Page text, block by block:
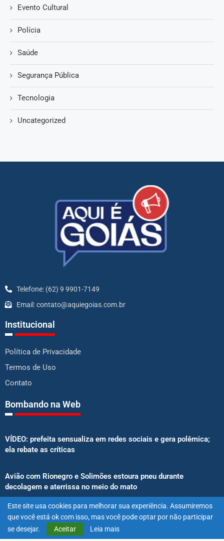
Evento Cultural
Polícia
Saúde
Segurança Pública
Tecnologia
Uncategorized
Telefone: (62) 9 9901-7149
Email: contato@aquiegoias.com.br
Institucional
Política de Privacidade
Termos de Uso
Contato
Bombando na Web
VÍDEO: prefeita sensualiza em redes sociais e gera polêmica;
ela rebate as críticas
Avião com Rionegro e Solimões estoura pneu durante
decolagem e aterrissa no meio do mato
Senado aprova proibição de atletas e influenciadores em
anúncios de bets
Este site usa cookies para melhorar sua experiência. Assumiremos
que você está ok com isso, mas você pode optar por não participar
se desejar.
Aceitar Leia mais